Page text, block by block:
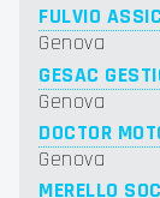
FULVIO
Genova
GESAC
Genova
DOCTOR
Genova
MERELLO